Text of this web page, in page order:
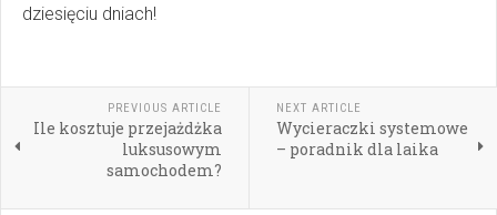
dziesięciu dniach!
PREVIOUS ARTICLE
Ile kosztuje przejażdżka
luksusowym
samochodem?
NEXT ARTICLE
Wycieraczki systemowe
– poradnik dla laika